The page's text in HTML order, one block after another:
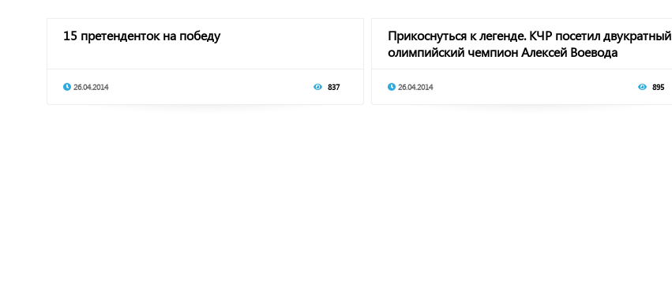
15 претенденток на победу
26.04.2014 837
Прикоснуться к легенде. КЧР посетил двукратный
олимпийский чемпион Алексей Воевода
26.04.2014 895